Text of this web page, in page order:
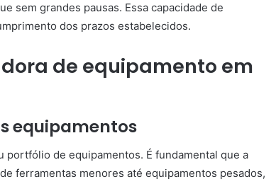
sem grandes pausas. Essa capacidade de
dos prazos estabelecidos.
de equipamento em
equipamentos
portfólio de equipamentos. É fundamental que a
ferramentas menores até equipamentos pesados,